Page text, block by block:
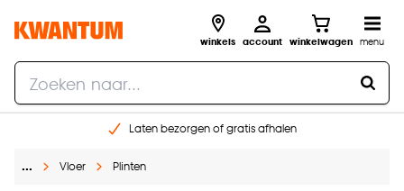
winkels account winkelwagen menu
Laten bezorgen of gratis afhalen
Gratis raam advies en opmeten aan huis
… Vloer Plinten